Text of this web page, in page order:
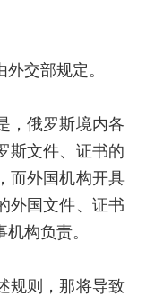
交部规定。
俄罗斯境内各
斯文件、证书的
而外国机构开具
外国文件、证书
构负责。
则，那将导致